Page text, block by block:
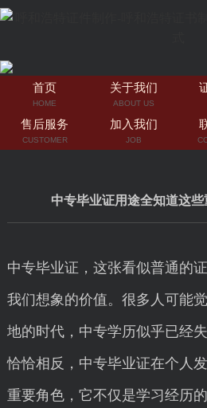
首页
HOME
关于我们
ABOUT US
售后服务
CUSTOMER
加入我们
JOB
中专毕业证用途全知道这
中专毕业证，这张看似普通的
我们想象的价值。很多人可能
地的时代，中专学历似乎已经
恰恰相反，中专毕业证在个人
重要角色，它不仅是学习经历